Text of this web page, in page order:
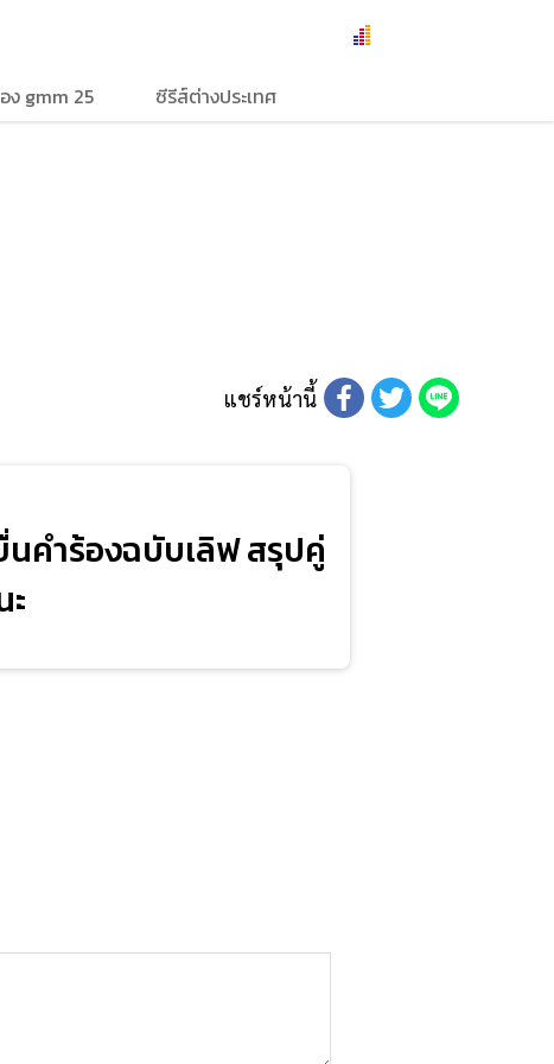
ง gmm 25 ซีรีส์ต่างประเทศ
แชร์หน้านี้
นคำร้องฉบับเลิฟ สรุปคู่